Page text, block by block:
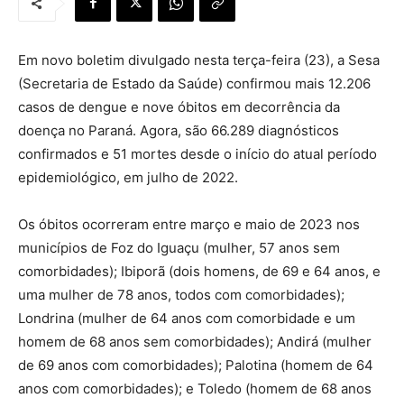
Em novo boletim divulgado nesta terça-feira (23), a Sesa
(Secretaria de Estado da Saúde) confirmou mais 12.206
casos de dengue e nove óbitos em decorrência da
doença no Paraná. Agora, são 66.289 diagnósticos
confirmados e 51 mortes desde o início do atual período
epidemiológico, em julho de 2022.
Os óbitos ocorreram entre março e maio de 2023 nos
municípios de Foz do Iguaçu (mulher, 57 anos sem
comorbidades); Ibiporã (dois homens, de 69 e 64 anos, e
uma mulher de 78 anos, todos com comorbidades);
Londrina (mulher de 64 anos com comorbidade e um
homem de 68 anos sem comorbidades); Andirá (mulher
de 69 anos com comorbidades); Palotina (homem de 64
anos com comorbidades); e Toledo (homem de 68 anos